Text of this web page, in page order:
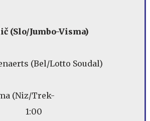
(Slo/Jumbo-Visma)
(Bel/Lotto Soudal)
(Niz/Trek-
1:00